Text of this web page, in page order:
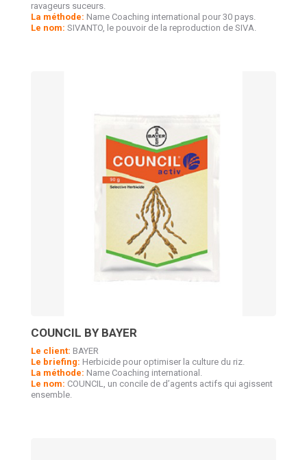
ravageurs suceurs.
La méthode: Name Coaching international pour 30 pays.
Le nom: SIVANTO, le pouvoir de la reproduction de SIVA.
COUNCIL BY BAYER
Le client: BAYER
Le briefing: Herbicide pour optimiser la culture du riz.
La méthode: Name Coaching international.
Le nom: COUNCIL, un concile de d’agents actifs qui agissent
ensemble.